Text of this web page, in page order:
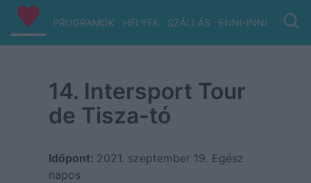
PROGRAMOK HELYEK SZÁLLÁS ENNI-INNI VIZ/
14. Intersport Tour
de Tisza-tó
Időpont: 2021. szeptember 19. Egész
napos